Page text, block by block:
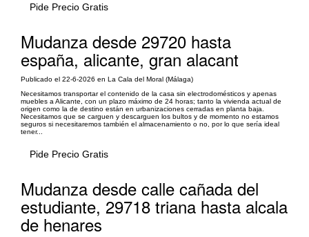
Pide Precio Gratis
Mudanza desde 29720 hasta
españa, alicante, gran alacant
Publicado el 22-6-2026 en La Cala del Moral (Málaga)
Necesitamos transportar el contenido de la casa sin electrodomésticos y apenas
muebles a Alicante, con un plazo máximo de 24 horas; tanto la vivienda actual de
origen como la de destino están en urbanizaciones cerradas en planta baja.
Necesitamos que se carguen y descarguen los bultos y de momento no estamos
seguros si necesitaremos también el almacenamiento o no, por lo que sería ideal
tener...
Pide Precio Gratis
Mudanza desde calle cañada del
estudiante, 29718 triana hasta alcala
de henares